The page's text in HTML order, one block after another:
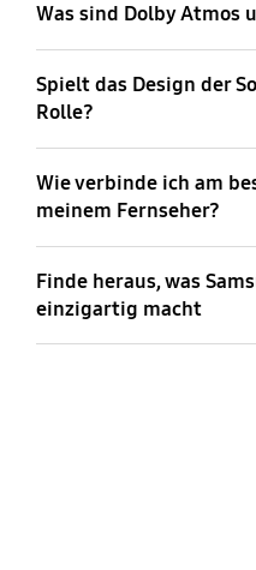
Was sind Dolby Atmos
Spielt das Design der
Rolle?
Wie verbinde ich am
meinem Fernseher?
Finde heraus, was
einzigartig macht